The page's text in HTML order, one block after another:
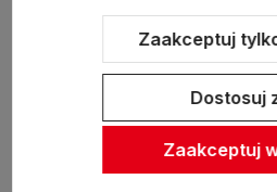
Sklep internetowy Shoper Premium
Zaakceptuj
Dostosuj
Zaakceptuj